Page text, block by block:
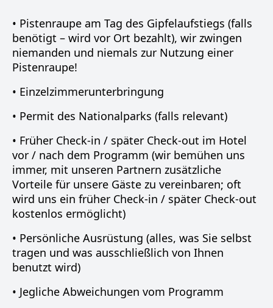
• Pistenraupe am Tag des Gipfelaufstiegs (falls
benötigt – wird vor Ort bezahlt), wir zwingen
niemanden und niemals zur Nutzung einer
Pistenraupe!
• Einzelzimmerunterbringung
• Permit des Nationalparks (falls relevant)
• Früher Check-in / später Check-out im Hotel
vor / nach dem Programm (wir bemühen uns
immer, mit unseren Partnern zusätzliche
Vorteile für unsere Gäste zu vereinbaren; oft
wird uns ein früher Check-in / später Check-out
kostenlos ermöglicht)
• Persönliche Ausrüstung (alles, was Sie selbst
tragen und was ausschließlich von Ihnen
benutzt wird)
• Jegliche Abweichungen vom Programm